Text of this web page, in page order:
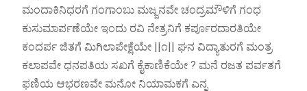
ಮಂದಾಕಿನಿಧರಗೆ ಗಂಗಾಂಬು ಮಜ್ಜನವೇ ಚಂದ್ರಮೌಳಿಗೆ ಗಂಧ
ಕುಸುಮಾರ್ಪಣೆಯೇ ಇಂದು ರವಿ ನೇತ್ರನಿಗೆ ಕರ್ಪೂರದಾರತಿಯೇ
ಕಂದರ್ಪ ಜಿತಗೆ ಮಿಗಿಲಾಪೇಕ್ಷೆಯೇ ||೧|| ಘನ ವಿದ್ಯಾತುರಗೆ ಮಂತ್ರ
ಕಲಾಪವೇ ಧನಪತಿಯ ಸಖಗೆ ಕೈಕಾಣಿಕೆಯೇ ? ಮನೆ ರಜತ ಪರ್ವತಗೆ
ಫಣಿಯ ಆಭರಣವೇ ಮನೋ ನಿಯಾಮಕಗೆ ಎನ್ನ